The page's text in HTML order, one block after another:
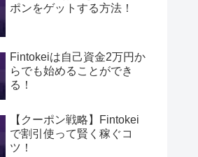
ポンをゲットする方法！
Fintokeiは自己資金2万円か
らでも始めることができ
る！
【クーポン戦略】Fintokei
で割引使って賢く稼ぐコ
ツ！